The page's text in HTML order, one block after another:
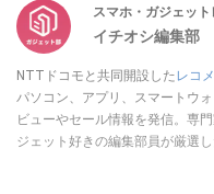
スマホ・ガジェッ
イチオシ編集部
NTTドコモと共同開設した レコ
パソコン、アプリ、スマートウ
ビューやセール情報を発信。専
ジェット好きの編集部員が厳選